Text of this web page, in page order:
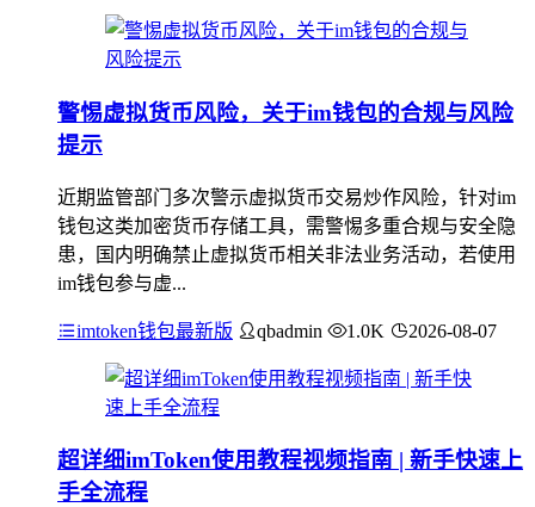
警惕虚拟货币风险，关于im钱包的合规与风险
提示
近期监管部门多次警示虚拟货币交易炒作风险，针对im
钱包这类加密货币存储工具，需警惕多重合规与安全隐
患，国内明确禁止虚拟货币相关非法业务活动，若使用
im钱包参与虚...
imtoken钱包最新版 qbadmin 1.0K 2026-08-07
超详细imToken使用教程视频指南 | 新手快速上
手全流程